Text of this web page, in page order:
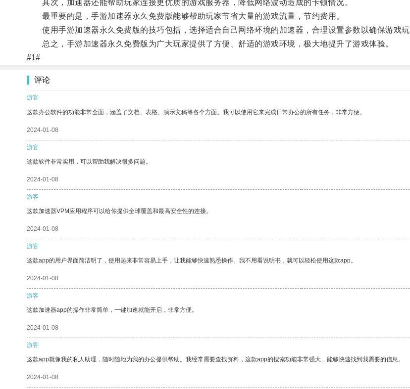
其次，加速器还能帮助玩家连接更优质的游戏服务器，降低网络波动造成的卡顿情况。
最重要的是，手游加速器永久免费版能够帮助玩家节省大量的游戏流量，节约费用。
使用手游加速器永久免费版的技巧包括，选择适合自己网络环境的加速器，合理设置参数以确保游戏玩
总之，手游加速器永久免费版为广大玩家提供了方便、舒适的游戏环境，极大地提升了游戏体验。
#1#
评论
游客
这款办公软件的功能非常全面，涵盖了文档、表格、演示文稿等各个方面。我可以使用它来完成日常办公的所有任务，非常方便。
2024-01-08
游客
这款软件非常实用，可以帮助我解决很多问题。
2024-01-08
游客
这款加速器VPM应用程序可以给你提供全球覆盖和最高安全性的连接。
2024-01-08
游客
这款app的用户界面简洁明了，使用起来非常容易上手，让我能够快速熟悉操作。我不用看说明书，就可以轻松使用这款app。
2024-01-08
游客
这款加速器app的操作非常简单，一键加速就能开启，非常方便。
2024-01-08
游客
这款app就像我的私人助理，随时随地为我的办公提供帮助。我经常需要查找资料，这款app的搜索功能非常强大，能够快速找到我需要的信息。
2024-01-08